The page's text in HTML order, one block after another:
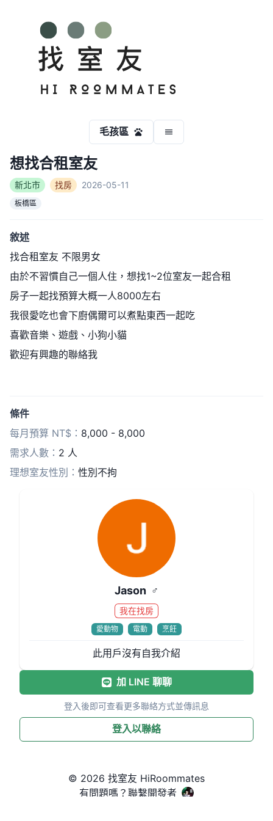
毛孩區
Jason ♂
我在找房
愛動物 電動 烹飪
此用戶沒有自我介紹
加 LINE 聊聊
登入後即可查看更多聯絡方式並傳訊息
登入以聯絡
想找合租室友
新北市 找房 2026-05-11
板橋區
敘述
找合租室友 不限男女
由於不習慣自己一個人住，想找1~2位室友一起合租
房子一起找預算大概一人8000左右
我很愛吃也會下廚偶爾可以煮點東西一起吃
喜歡音樂、遊戲、小狗小貓
歡迎有興趣的聯絡我
條件
每月預算 NT$： 8,000 - 8,000
需求人數： 2 人
理想室友性別： 性別不拘
© 2026 找室友 HiRoommates
有問題嗎？聯繫開發者